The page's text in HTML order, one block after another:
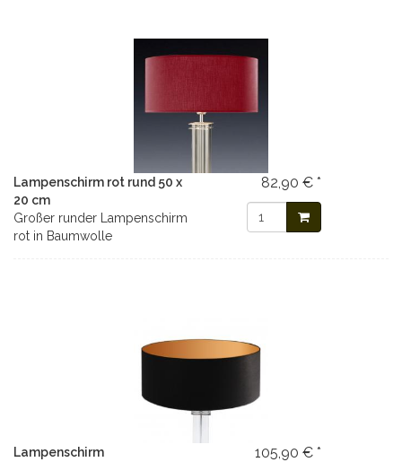
Lampenschirm rot rund 50 x
20 cm
Großer runder Lampenschirm
rot in Baumwolle
82,90 € *
Lampenschirm
105,90 € *